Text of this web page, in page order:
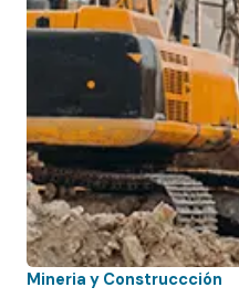
Mineria y Construccción